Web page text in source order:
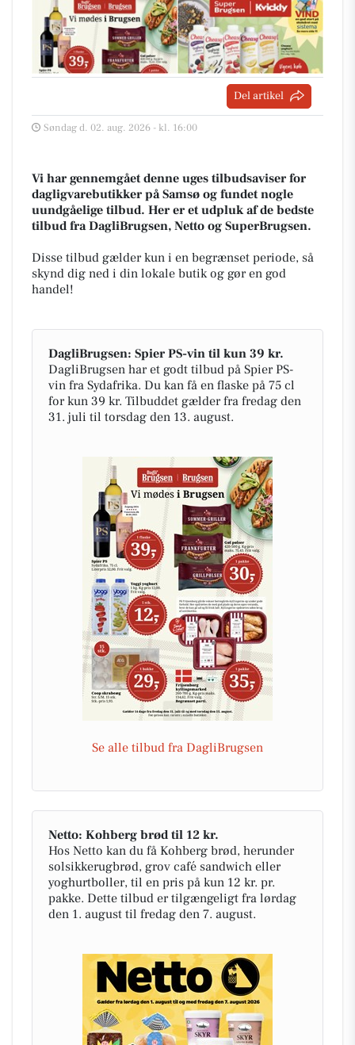
Del artikel
Søndag d. 02. aug. 2026 - kl. 16:00
Vi har gennemgået denne uges tilbudsaviser for
dagligvarebutikker på Samsø og fundet nogle
uundgåelige tilbud. Her er et udpluk af de bedste
tilbud fra DagliBrugsen, Netto og SuperBrugsen.
Disse tilbud gælder kun i en begrænset periode, så
skynd dig ned i din lokale butik og gør en god
handel!
DagliBrugsen: Spier PS-vin til kun 39 kr.
DagliBrugsen har et godt tilbud på Spier PS-
vin fra Sydafrika. Du kan få en flaske på 75 cl
for kun 39 kr. Tilbuddet gælder fra fredag den
31. juli til torsdag den 13. august.
Se alle tilbud fra DagliBrugsen
Netto: Kohberg brød til 12 kr.
Hos Netto kan du få Kohberg brød, herunder
solsikkerugbrød, grov café sandwich eller
yoghurtboller, til en pris på kun 12 kr. pr.
pakke. Dette tilbud er tilgængeligt fra lørdag
den 1. august til fredag den 7. august.